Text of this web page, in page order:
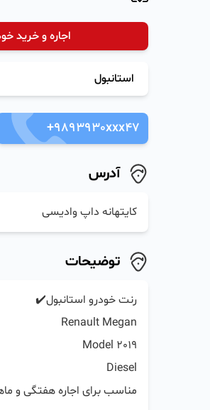
اجاره و خرید
استانبول
+9893930xxx47
آدرس
کایتهانه داپ وادیسی
توضیحات